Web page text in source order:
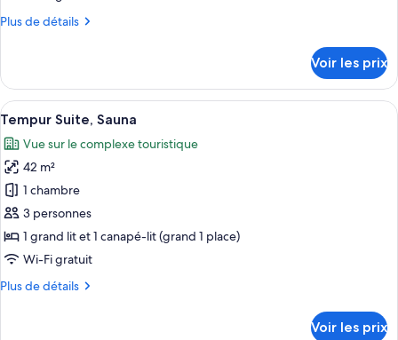
chambre :
Jensen
Plus de détails
Plus
le
type
de
chambre
Jensen
Suite,
Sauna
Voir les prix
Afficher
toutes
les
photos
pour
ce
type
de
chambre :
Tempur
Un salon moderne avec un canapé,
13
Tempur Suite, Sauna
Vue sur le complexe touristique
42 m²
1 chambre
3 personnes
1 grand lit et 1 canapé-lit (grand 1 place)
Wi-Fi gratuit
Plus de détails
Plus
Voir les prix